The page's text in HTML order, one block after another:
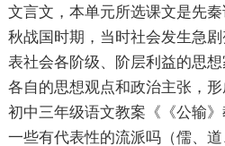
文言文，本单元所选课文是先
秋战国时期，当时社会发生急
表社会各阶级、阶层利益的思
各自的思想观点和政治主张，形
初中三年级语文教案《《公输
一些有代表性的流派吗（儒、